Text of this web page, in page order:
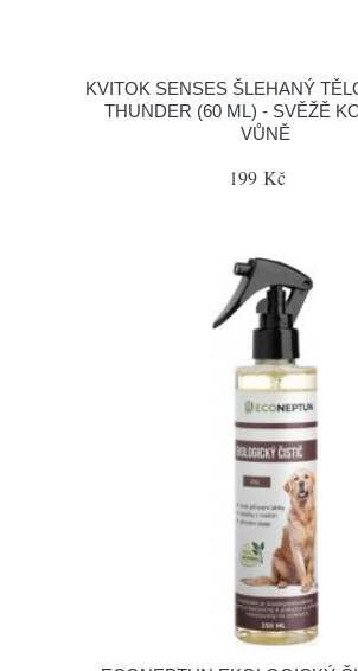
KVITOK SENSES ŠLEHANÝ
THUNDER (60 ML) - SVĚŽĚ
VŮNĚ
199 Kč